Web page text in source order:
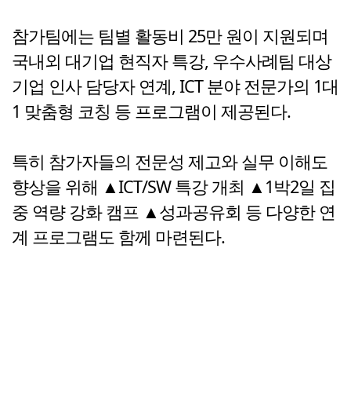
참가팀에는 팀별 활동비 25만 원이 지원되며
국내외 대기업 현직자 특강, 우수사례팀 대상
기업 인사 담당자 연계, ICT 분야 전문가의 1대
1 맞춤형 코칭 등 프로그램이 제공된다.
특히 참가자들의 전문성 제고와 실무 이해도
향상을 위해 ▲ICT/SW 특강 개최 ▲1박2일 집
중 역량 강화 캠프 ▲성과공유회 등 다양한 연
계 프로그램도 함께 마련된다.